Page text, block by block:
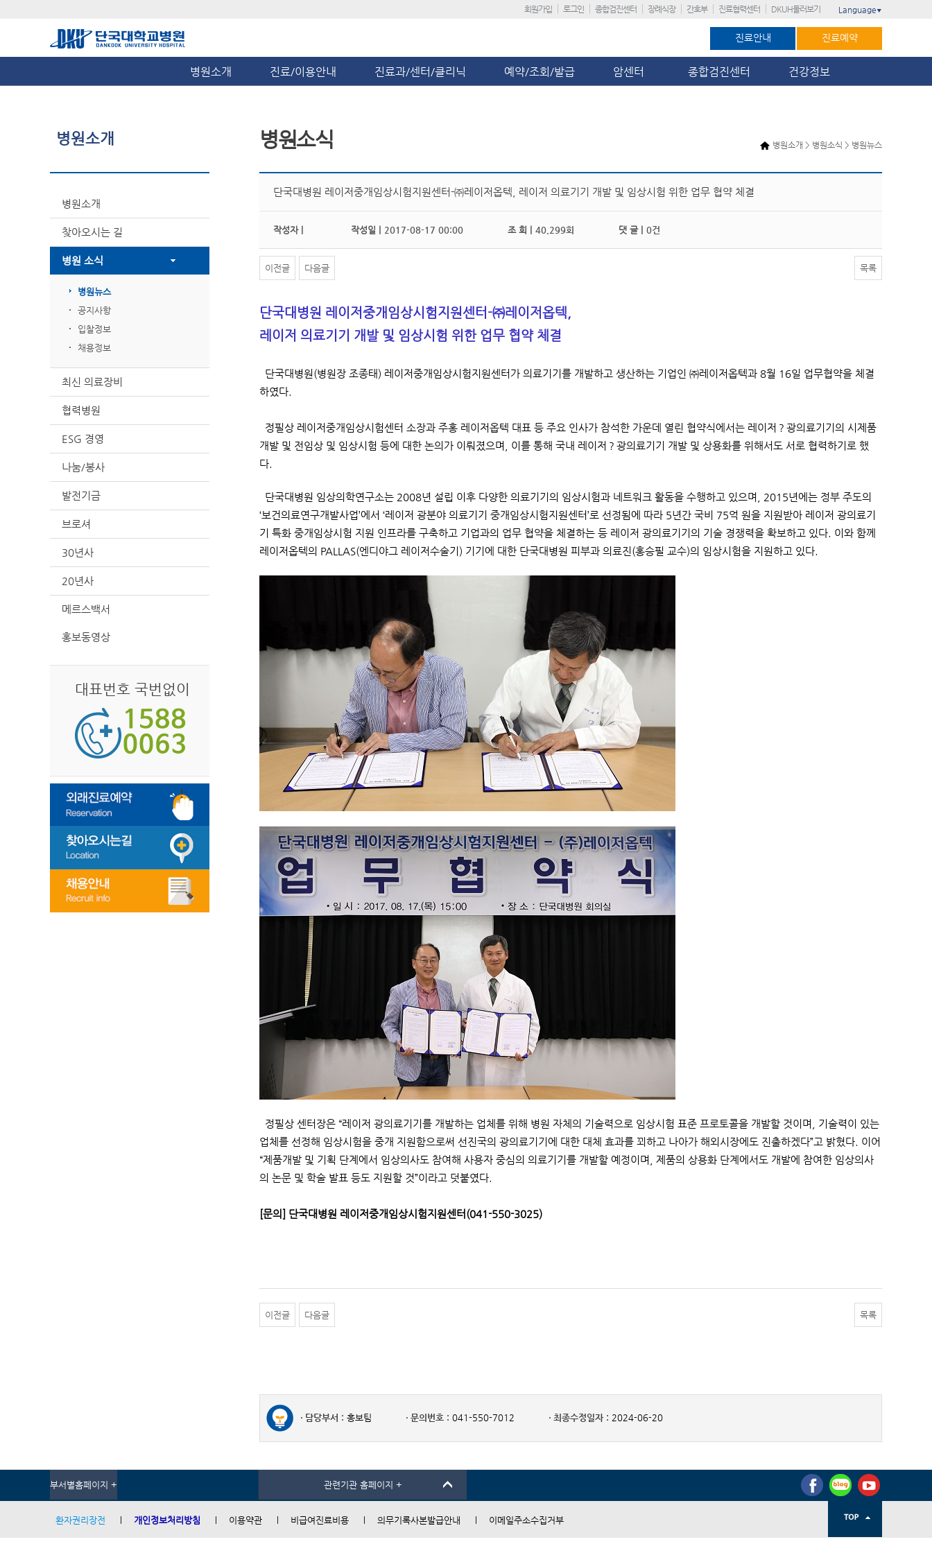
회원가입 로그인 종합검진센터 장례식장 간호부 진료협력센터 DKUH둘러보기 Language ▼
진료안내 진료예약
병원소개 진료/이용안내 진료과/센터/클리닉 예약/조회/발급 암센터 종합검진센터 건강정보
병원소개
병원소개
찾아오시는 길
병원 소식
병원뉴스
공지사항
입찰정보
채용정보
최신 의료장비
협력병원
ESG 경영
나눔/봉사
발전기금
브로셔
30년사
20년사
메르스백서
홍보동영상
대표번호 국번없이
병원소개 > 병원소식 > 병원뉴스
병원소식
단국대병원 레이저중개임상시험지원센터-㈜레이저옵텍, 레이저 의료기기 개발 및 임상시험 위한 업무 협약 체결
작성자 | 작성일 | 2017-08-17 00:00 조 회 | 40,299회 댓 글 | 0건
이전글 다음글 목록
단국대병원 레이저중개임상시험지원센터-㈜레이저옵텍,
레이저 의료기기 개발 및 임상시험 위한 업무 협약 체결
단국대병원(병원장 조종태) 레이저중개임상시험지원센터가 의료기기를 개발하고 생산하는 기업인 ㈜레이저옵텍과 8월 16일 업무협약을 체결
하였다.
정필상 레이저중개임상시험센터 소장과 주홍 레이저옵텍 대표 등 주요 인사가 참석한 가운데 열린 협약식에서는 레이저？광의료기기의 시제품
개발 및 전임상 및 임상시험 등에 대한 논의가 이뤄졌으며, 이를 통해 국내 레이저？광의료기기 개발 및 상용화를 위해서도 서로 협력하기로 했
다.
단국대병원 임상의학연구소는 2008년 설립 이후 다양한 의료기기의 임상시험과 네트워크 활동을 수행하고 있으며, 2015년에는 정부 주도의
‘보건의료연구개발사업’에서 ‘레이저 광분야 의료기기 중개임상시험지원센터’로 선정됨에 따라 5년간 국비 75억 원을 지원받아 레이저 광의료기
기 특화 중개임상시험 지원 인프라를 구축하고 기업과의 업무 협약을 체결하는 등 레이저 광의료기기의 기술 경쟁력을 확보하고 있다. 이와 함께
레이저옵텍의 PALLAS(엔디야그 레이저수술기) 기기에 대한 단국대병원 피부과 의료진(홍승필 교수)의 임상시험을 지원하고 있다.
정필상 센터장은 “레이저 광의료기기를 개발하는 업체를 위해 병원 자체의 기술력으로 임상시험 표준 프로토콜을 개발할 것이며, 기술력이 있는
업체를 선정해 임상시험을 중개 지원함으로써 선진국의 광의료기기에 대한 대체 효과를 꾀하고 나아가 해외시장에도 진출하겠다”고 밝혔다. 이어
“제품개발 및 기획 단계에서 임상의사도 참여해 사용자 중심의 의료기기를 개발할 예정이며, 제품의 상용화 단계에서도 개발에 참여한 임상의사
의 논문 및 학술 발표 등도 지원할 것”이라고 덧붙였다.
[문의] 단국대병원 레이저중개임상시험지원센터(041-550-3025)
이전글 다음글 목록
담당부서 : 홍보팀 문의번호 : 041-550-7012 최종수정일자 : 2024-06-20
부서별홈페이지 + 관련기관 홈페이지 +
환자권리장전 개인정보처리방침 이용약관 비급여진료비용 의무기록사본발급안내 이메일주소수집거부